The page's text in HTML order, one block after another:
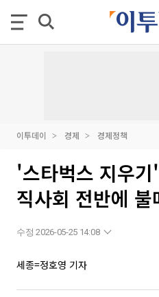
이투데이 경제 경제정책
'스타벅스 지우
직사회 전반에 불
수정 2026-05-25 14:08
세종=정호영 기자